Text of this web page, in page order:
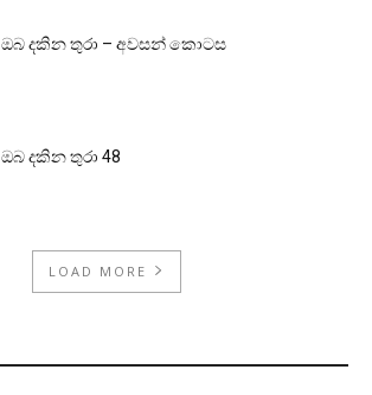
ඔබ දකින තුරා – අවසන් කොටස
ඔබ දකින තුරා 48
LOAD MORE